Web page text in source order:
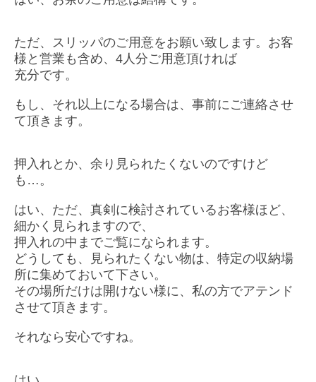
ただ、スリッパのご用意をお願い致します。お客
様と営業も含め、4人分ご用意頂ければ
充分です。
もし、それ以上になる場合は、事前にご連絡させ
て頂きます。
押入れとか、余り見られたくないのですけど
も…。
はい、ただ、真剣に検討されているお客様ほど、
細かく見られますので、
押入れの中までご覧になられます。
どうしても、見られたくない物は、特定の収納場
所に集めておいて下さい。
その場所だけは開けない様に、私の方でアテンド
させて頂きま す。
それなら安心ですね。